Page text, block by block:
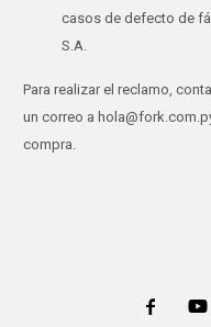
casos de defecto de
S.A.
Para realizar el reclamo,
un correo a
compra.
 